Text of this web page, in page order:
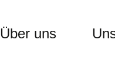
Über uns